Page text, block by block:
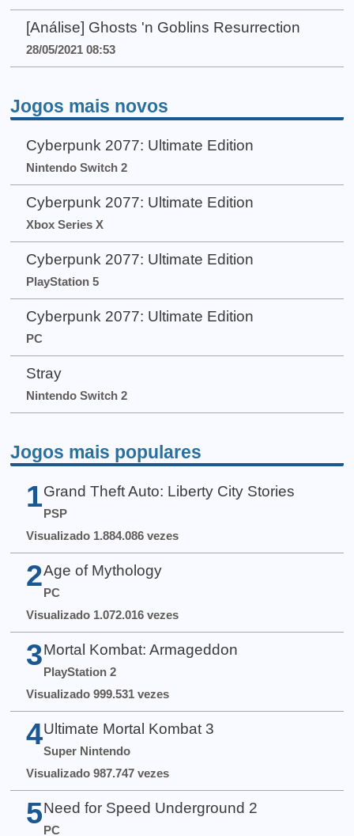
[Análise] Ghosts 'n Goblins Resurrection
28/05/2021 08:53
Jogos mais novos
Cyberpunk 2077: Ultimate Edition
Nintendo Switch 2
Cyberpunk 2077: Ultimate Edition
Xbox Series X
Cyberpunk 2077: Ultimate Edition
PlayStation 5
Cyberpunk 2077: Ultimate Edition
PC
Stray
Nintendo Switch 2
Jogos mais populares
1 Grand Theft Auto: Liberty City Stories
PSP
Visualizado 1.884.086 vezes
2 Age of Mythology
PC
Visualizado 1.072.016 vezes
3 Mortal Kombat: Armageddon
PlayStation 2
Visualizado 999.531 vezes
4 Ultimate Mortal Kombat 3
Super Nintendo
Visualizado 987.747 vezes
5 Need for Speed Underground 2
PC